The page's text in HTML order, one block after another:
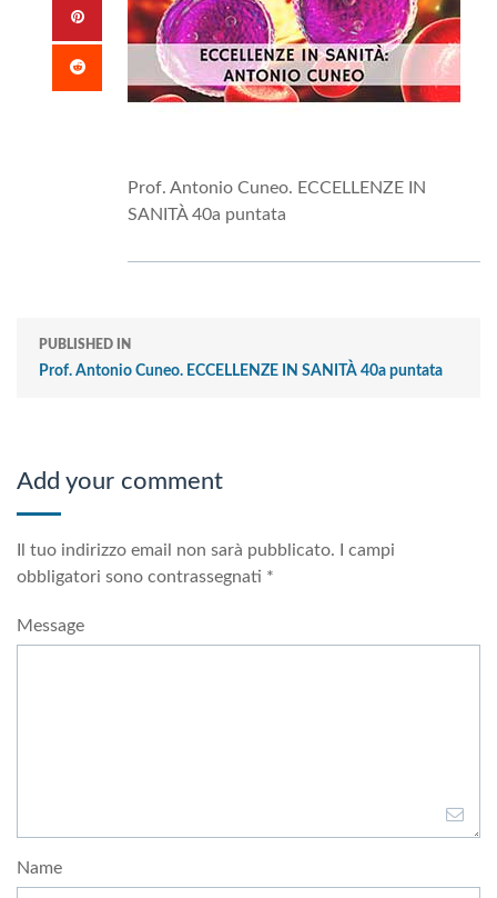
Prof. Antonio Cuneo. ECCELLENZE IN
SANITÀ 40a puntata
PUBLISHED IN
Prof. Antonio Cuneo. ECCELLENZE IN SANITÀ 40a puntata
Add your comment
Il tuo indirizzo email non sarà pubblicato. I campi
obbligatori sono contrassegnati *
Message
Name